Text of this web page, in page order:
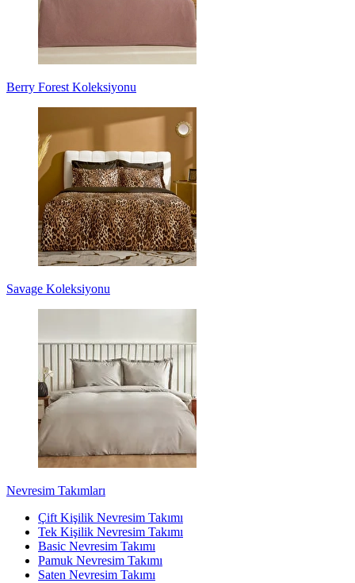
Berry Forest Koleksiyonu
Savage Koleksiyonu
Nevresim Takımları
Çift Kişilik Nevresim Takımı
Tek Kişilik Nevresim Takımı
Basic Nevresim Takımı
Pamuk Nevresim Takımı
Saten Nevresim Takımı